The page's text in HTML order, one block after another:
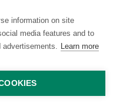
informazioni al fine di fornire
e più sicura e per scopi
Version 0.1.2 @
information on site
media features and to
advertisements. Learn more